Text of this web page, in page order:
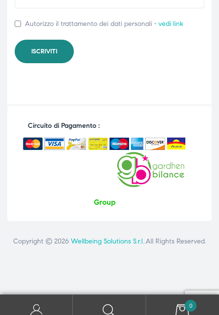
Autorizzo il trattamento dei dati personali - vedi link
Circuito di Pagamento :
Group
Copyright © 2026 Wellbeing Solutions S.r.l..All Rights Reserved.
0